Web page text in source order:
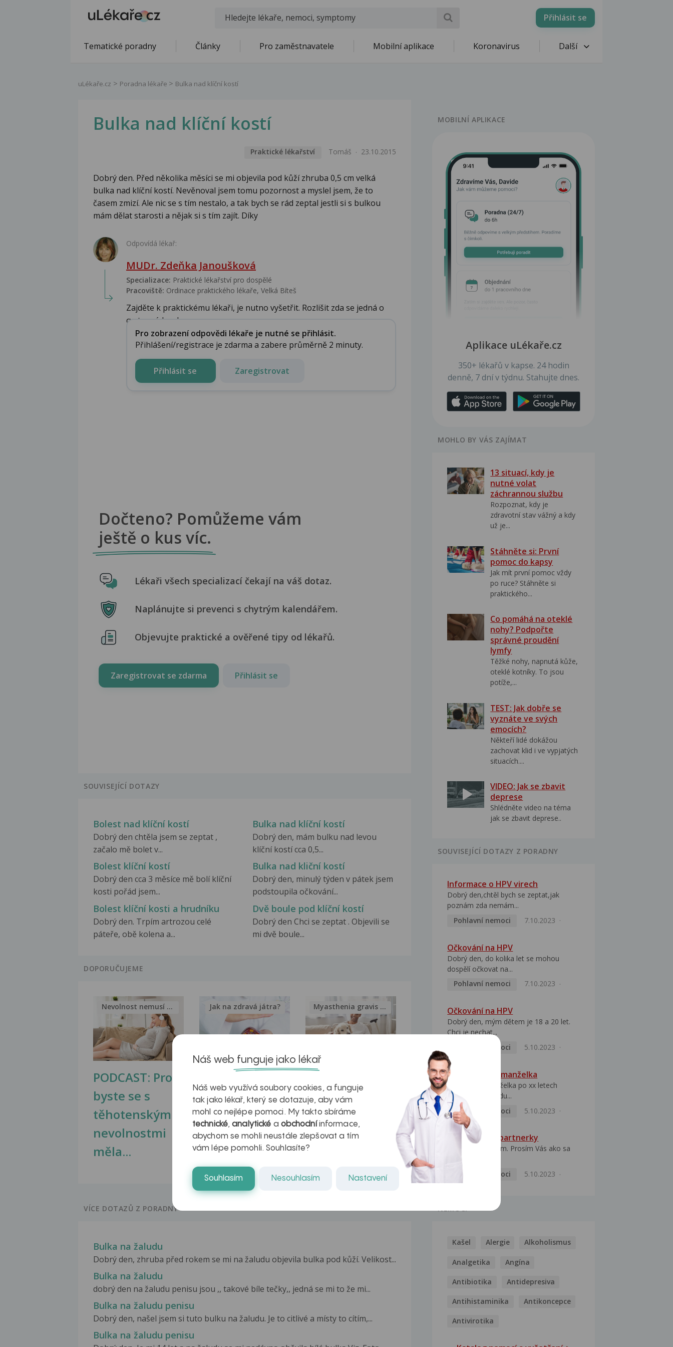
Přihlásit se
Tematické poradny Články Pro zaměstnavatele Mobilní aplikace Koronavirus Další
uLékaře.cz Poradna lékaře Bulka nad klíční kostí
Bulka nad klíční kostí
Praktické lékařství Tomáš 23.10.2015
Dobrý den. Před několika měsíci se mi objevila pod kůží zhruba 0,5 cm velká
bulka nad klíční kostí. Nevěnoval jsem tomu pozornost a myslel jsem, že to
časem zmizí. Ale nic se s tím nestalo, a tak bych se rád zeptal jestli si s bulkou
mám dělat starosti a nějak si s tím zajít. Díky
Odpovídá lékař:
MUDr. Zdeňka Janoušková
Specializace: Praktické lékařství pro dospělé
Pracoviště: Ordinace praktického lékaře, Velká Bíteš
Zajděte k praktickému lékaři, je nutno vyšetřit. Rozlišit zda se jedná o
cystu, nádorek, ga...
Pro zobrazení odpovědi lékaře je nutné se přihlásit.
Přihlášení/registrace je zdarma a zabere průměrně 2 minuty.
Přihlásit se Zaregistrovat
Dočteno? Pomůžeme vám
ještě o kus víc.
Lékaři všech specializací čekají na váš dotaz.
Naplánujte si prevenci s chytrým kalendářem.
Objevujte praktické a ověřené tipy od lékařů.
Zaregistrovat se zdarma Přihlásit se
SOUVISEJÍCÍ DOTAZY
Bolest nad klíční kostí
Dobrý den chtěla jsem se zeptat ,
začalo mě bolet v...
Bulka nad klíční kostí
Dobrý den, mám bulku nad levou
klíční kostí cca 0,5...
Bolest klíční kostí
Dobrý den cca 3 měsíce mě bolí klíční
kosti pořád jsem...
Bulka nad kliční kostí
Dobrý den, minulý týden v pátek jsem
podstoupila očkování...
Bolest klíční kosti a hrudníku
Dobrý den. Trpím artrozou celé
páteře, obě kolena a...
Dvě boule pod klíční kostí
Dobrý den Chci se zeptat . Objevili se
mi dvě boule...
DOPORUČUJEME
PODCAST: Proč
byste se s
těhotenskými
nevolnostmi
měla...
Nevolnost nemusí být nutnou...
Ztukovatění
jater v datech a
obrazech
Jak na zdravá játra?
léčba
myastenie –
naděje pro ty,
kteří ji...
Myasthenia gravis – vše, co...
VÍCE DOTAZŮ Z PORADNY
Bulka na žaludu
Dobrý den, zhruba před rokem se mi na žaludu objevila bulka pod kůží. Velikost...
Bulka na žaludu
dobrý den na žaludu penisu jsou ,, takové bíle tečky,, jedná se mi to že mi...
Bulka na žaludu penisu
Dobrý den, našel jsem si tuto bulku na žaludu. Je to citlivé a místy to cítím,...
Bulka na žaludu penisu
MOBILNÍ APLIKACE
Aplikace uLékaře.cz
350+ lékařů v kapse. 24 hodin
denně, 7 dní v týdnu. Stahujte dnes.
MOHLO BY VÁS ZAJÍMAT
13 situací, kdy je
nutné volat
záchrannou službu
Rozpoznat, kdy je
zdravotní stav vážný a kdy
už je...
Stáhněte si: První
pomoc do kapsy
Jak mít první pomoc vždy
po ruce? Stáhněte si
praktického...
Co pomáhá na oteklé
nohy? Podpořte
správné proudění
lymfy
Těžké nohy, napnutá kůže,
oteklé kotníky. To jsou
potíže,...
TEST: Jak dobře se
vyznáte ve svých
emocích?
Někteří lidé dokážou
zachovat klid i ve vypjatých
situacích....
VIDEO: Jak se zbavit
deprese
Shlédněte video na téma
jak se zbavit deprese..
SOUVISEJÍCÍ DOTAZY Z PORADNY
Informace o HPV virech
Dobrý den,chtěl bych se zeptat,jak
poznám zda nemám...
Pohlavní nemoci
7.10.2023
Očkování na HPV
Dobrý den, do kolika let se mohou
dospělí očkovat na...
Pohlavní nemoci
7.10.2023
Očkování na HPV
Dobrý den, mým dětem je 18 a 20 let.
Chci je nechat...
Pohlavní nemoci
5.10.2023
HPV pozitivní manželka
Dobrý den, manželka po xx letech
přivezla z Východu...
Pohlavní nemoci
5.10.2023
HPV typ 52 u partnerky
Dobrý deň prajem. Prosím Vás ako sa
Pohlavní nemoci
5.10.2023
NEMOCI
Kašel Alergie Alkoholismus
Analgetika Angína
Antibiotika Antidepresiva
Antihistaminika Antikoncepce
Antivirotika
Náš web funguje jako lékař
Náš web využívá soubory cookies, a funguje
tak jako lékař, který se dotazuje, aby vám
mohl co nejlépe pomoci. My takto sbíráme
technické,analytické a obchodníinformace,
abychom se mohli neustále zlepšovat a tím
vám lépe pomohli. Souhlasíte?
Souhlasím Nesouhlasím Nastavení